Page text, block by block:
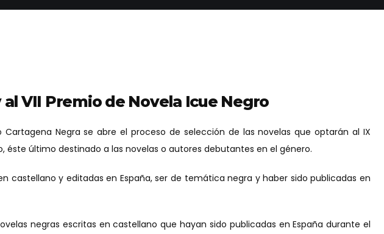
VII Premio de Novela Icue Negro
Negra se abre el proceso de selección de las novelas que optarán al IX
éste último destinado a las novelas o autores debutantes en el género.
castellano y editadas en España, ser de temática negra y haber sido publicadas en
negras escritas en castellano que hayan sido publicadas en España durante el